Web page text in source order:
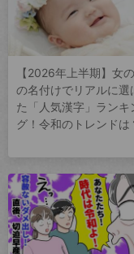
【2026年上半期】女
の名付けでリアルに選
た「人気漢字」ランキ
グ！令和のトレンドは